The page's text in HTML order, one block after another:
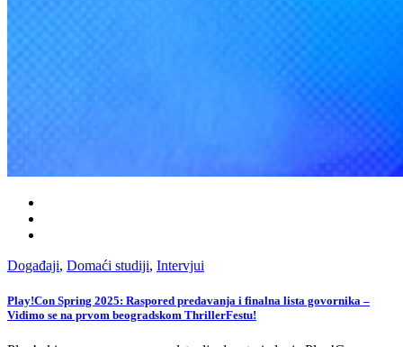
Događaji, Domaći studiji, Intervjui
Play!Con Spring 2025: Raspored predavanja i finalna lista govornika –
Vidimo se na prvom beogradskom ThrillerFestu!